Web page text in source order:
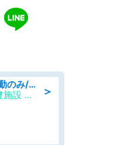
＞
「介護事務」資格必須/正職員/日勤のみ/介護老人保健施設
医療法人社団幸紀会/介護老人保健施設 グリーンビラ安江